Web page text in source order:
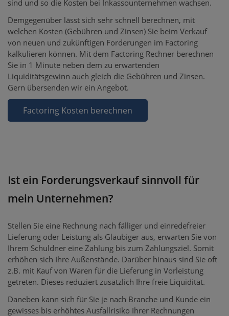
sind und so die Kosten bei Inkassounternehmen wachsen.
Demgegenüber lässt sich sehr schnell berechnen, mit
welchen Kosten (Gebühren und Zinsen) Sie beim Verkauf
von neuen und zukünftigen Forderungen im Factoring
kalkulieren können. Mit dem Factoring Rechner berechnen
Sie in 1 Minute neben dem zu erwartenden
Liquiditätsgewinn auch gleich die Gebühren und Zinsen.
Gern übersenden wir ein Angebot.
Factoring Kosten berechnen
Ist ein Forderungsverkauf sinnvoll für
mein Unternehmen?
Stellen Sie eine Rechnung nach fälliger und einredefreier
Lieferung oder Leistung als Gläubiger aus, erwarten Sie von
Ihrem Schuldner eine Zahlung bis zum Zahlungsziel. Somit
erhöhen sich Ihre Außenstände. Darüber hinaus sind Sie oft
z.B. mit Kauf von Waren für die Lieferung in Vorleistung
getreten. Dieses reduziert zusätzlich Ihre freie Liquidität.
Daneben kann sich für Sie je nach Branche und Kunde ein
gewisses bis erhöhtes Ausfallrisiko Ihrer Rechnungen